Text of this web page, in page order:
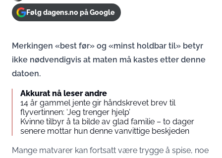
Følg dagens.no på Google
Merkingen «best før» og «minst holdbar til» betyr
ikke nødvendigvis at maten må kastes etter denne
datoen.
Akkurat nå leser andre
14 år gammel jente gir håndskrevet brev til
flyvertinnen: ‘Jeg trenger hjelp’
Kvinne tilbyr å ta bilde av glad familie – to dager
senere mottar hun denne vanvittige beskjeden
Mange matvarer kan fortsatt være trygge å spise, noe